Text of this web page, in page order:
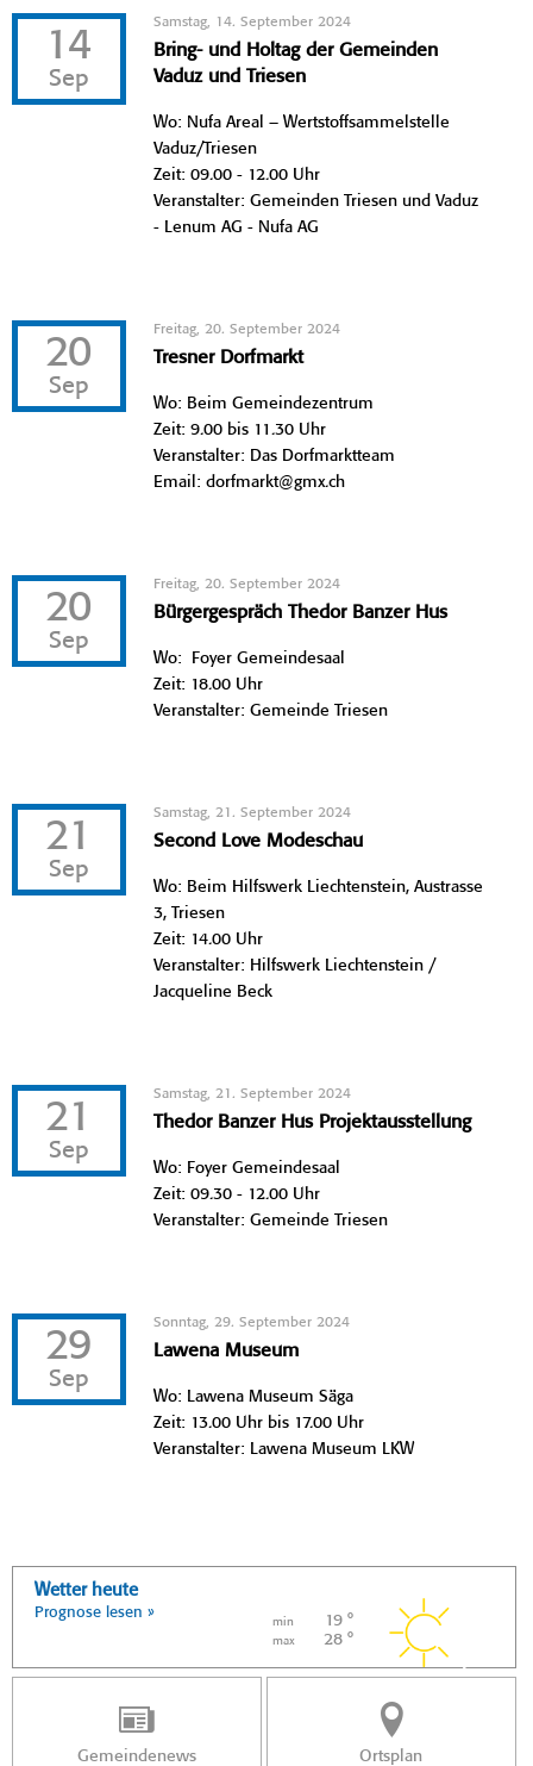
14
Sep
Samstag, 14. September 2024
Bring- und Holtag der Gemeinden
Vaduz und Triesen
Wo: Nufa Areal – Wertstoffsammelstelle
Vaduz/Triesen
Zeit: 09.00 - 12.00 Uhr
Veranstalter: Gemeinden Triesen und Vaduz
- Lenum AG - Nufa AG
20
Sep
Freitag, 20. September 2024
Tresner Dorfmarkt
Wo: Beim Gemeindezentrum
Zeit: 9.00 bis 11.30 Uhr
Veranstalter: Das Dorfmarktteam
Email: dorfmarkt@gmx.ch
20
Sep
Freitag, 20. September 2024
Bürgergespräch Thedor Banzer Hus
Wo: Foyer Gemeindesaal
Zeit: 18.00 Uhr
Veranstalter: Gemeinde Triesen
21
Sep
Samstag, 21. September 2024
Second Love Modeschau
Wo: Beim Hilfswerk Liechtenstein, Austrasse
3, Triesen
Zeit: 14.00 Uhr
Veranstalter: Hilfswerk Liechtenstein /
Jacqueline Beck
21
Sep
Samstag, 21. September 2024
Thedor Banzer Hus Projektausstellung
Wo: Foyer Gemeindesaal
Zeit: 09.30 - 12.00 Uhr
Veranstalter: Gemeinde Triesen
29
Sep
Sonntag, 29. September 2024
Lawena Museum
Wo: Lawena Museum Säga
Zeit: 13.00 Uhr bis 17.00 Uhr
Veranstalter: Lawena Museum LKW
Wetter heute
Prognose lesen »
min 19 °
max 28 °
Gemeindenews Ortsplan